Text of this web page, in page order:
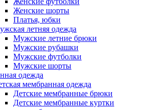
Женские шорты
Платья, юбки
летняя одежда
Мужские летние брюки
Мужские рубашки
Мужские футболки
Мужские шорты
одежда
мембранная одежда
Детские мембранные брюки
Детские мембранные куртки